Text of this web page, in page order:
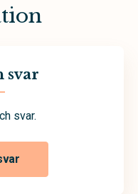
svar
svar.